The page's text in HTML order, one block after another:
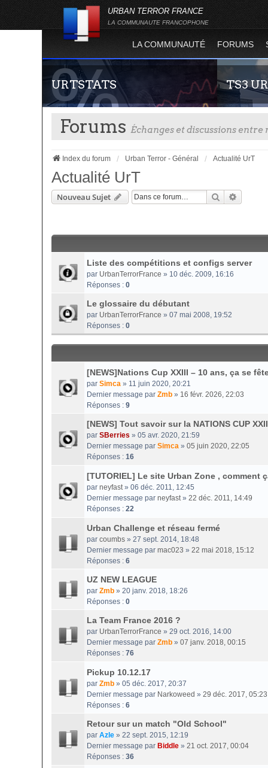
URBAN TERROR FRANCE
LA COMMUNAUTE FRANCOPHONE
LA COMMUNAUTÉ FORUMS
URTSTATS
Statistiques globales et en temps réel de la
Terror !
TS3
Envie de
Forums Échanges et discussions
Index du forum Urban Terror - Général Actualité UrT
Actualité UrT
Nouveau Sujet Rechercher
Liste des compétitions et configs server
par UrbanTerrorFrance » 10 déc. 2009, 16:16
Réponses : 0
Le glossaire du débutant
par UrbanTerrorFrance » 07 mai 2008, 19:52
Réponses : 0
[NEWS]Nations Cup XXIII – 10 ans, ça se
par Simca » 11 juin 2020, 20:21
Dernier message par Zmb » 16 févr. 2026, 22:03
Réponses : 9
[NEWS] Tout savoir sur la NATIONS CUP
par SBerries » 05 avr. 2020, 21:59
Dernier message par Simca » 05 juin 2020, 22:05
Réponses : 16
[TUTORIEL] Le site Urban Zone , comment
par neyfast» 06 déc. 2011, 12:45
Dernier message par neyfast» 22 déc. 2011, 14:49
Réponses : 22
Urban Challenge et réseau fermé
par coumbs » 27 sept. 2014, 18:48
Dernier message par mac023 » 22 mai 2018, 15:12
Réponses : 6
UZ NEW LEAGUE
par Zmb » 20 janv. 2018, 18:26
Réponses : 0
La Team France 2016 ?
par UrbanTerrorFrance » 29 oct. 2016, 14:00
Dernier message par Zmb » 07 janv. 2018, 00:15
Réponses : 76
Pickup 10.12.17
par Zmb » 05 déc. 2017, 20:37
Dernier message par Narkoweed » 29 déc. 2017, 05:23
Réponses : 6
Retour sur un match "Old School"
par Azle » 22 sept. 2015, 12:19
Dernier message par Biddle » 21 oct. 2017, 00:04
Réponses : 36